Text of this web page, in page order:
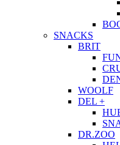
SNACKS
BRIT
WOOLF
DEL +
DR.ZOO